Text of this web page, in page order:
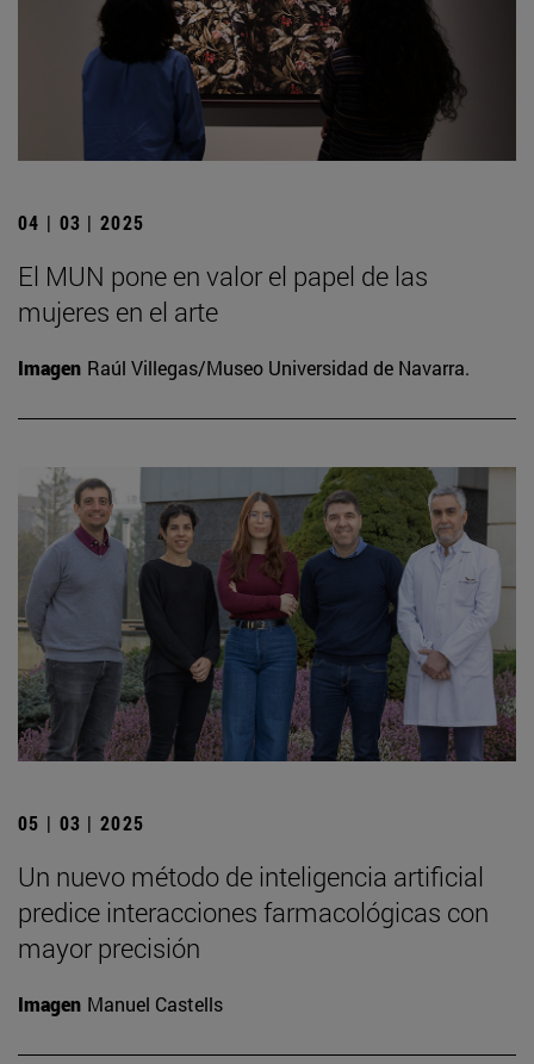
04 | 03 | 2025
El MUN pone en valor el papel de las
mujeres en el arte
Imagen Raúl Villegas/Museo Universidad de Navarra.
05 | 03 | 2025
Un nuevo método de inteligencia artificial
predice interacciones farmacológicas con
mayor precisión
Imagen Manuel Castells